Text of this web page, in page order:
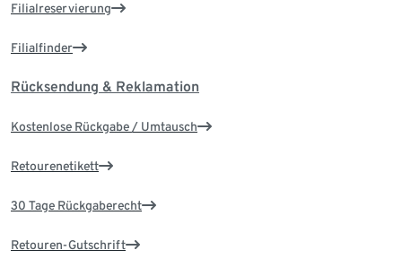
Filialreservierung
Filialfinder
Rücksendung & Reklamation
Kostenlose Rückgabe / Umtausch
Retourenetikett
30 Tage Rückgaberecht
Retouren-Gutschrift